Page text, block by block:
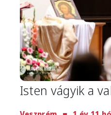
Isten vágyik a